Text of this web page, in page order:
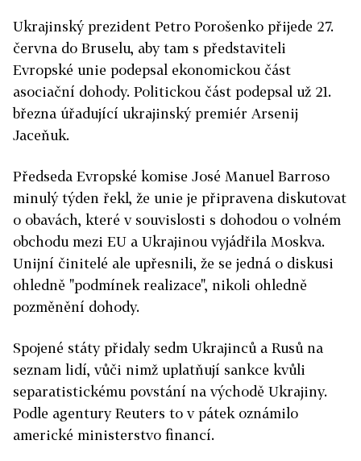
Ukrajinský prezident Petro Porošenko přijede 27.
června do Bruselu, aby tam s představiteli
Evropské unie podepsal ekonomickou část
asociační dohody. Politickou část podepsal už 21.
března úřadující ukrajinský premiér Arsenij
Jaceňuk.
Předseda Evropské komise José Manuel Barroso
minulý týden řekl, že unie je připravena diskutovat
o obavách, které v souvislosti s dohodou o volném
obchodu mezi EU a Ukrajinou vyjádřila Moskva.
Unijní činitelé ale upřesnili, že se jedná o diskusi
ohledně "podmínek realizace", nikoli ohledně
pozměnění dohody.
Spojené státy přidaly sedm Ukrajinců a Rusů na
seznam lidí, vůči nimž uplatňují sankce kvůli
separatistickému povstání na východě Ukrajiny.
Podle agentury Reuters to v pátek oznámilo
americké ministerstvo financí.